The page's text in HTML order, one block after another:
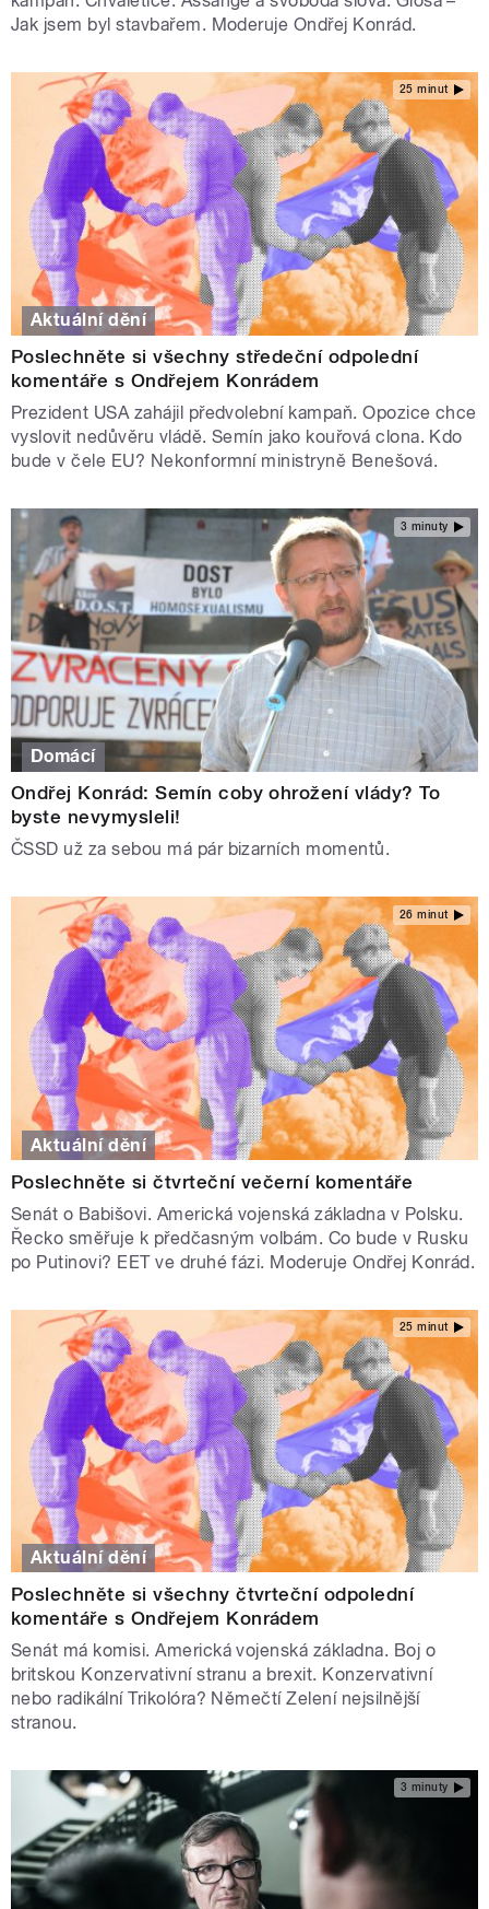
Jak jsem byl stavbařem. Moderuje Ondřej Konrád.
25 minut
Aktuální dění
Poslechněte si všechny středeční odpolední
komentáře s Ondřejem Konrádem
Prezident USA zahájil předvolební kampaň. Opozice chce
vyslovit nedůvěru vládě. Semín jako kouřová clona. Kdo
bude v čele EU? Nekonformní ministryně Benešová.
3 minuty
Domácí
Ondřej Konrád: Semín coby ohrožení vlády? To
byste nevymysleli!
ČSSD už za sebou má pár bizarních momentů.
26 minut
Aktuální dění
Poslechněte si čtvrteční večerní komentáře
Senát o Babišovi. Americká vojenská základna v Polsku.
Řecko směřuje k předčasným volbám. Co bude v Rusku
po Putinovi? EET ve druhé fázi. Moderuje Ondřej Konrád.
25 minut
Aktuální dění
Poslechněte si všechny čtvrteční odpolední
komentáře s Ondřejem Konrádem
Senát má komisi. Americká vojenská základna. Boj o
britskou Konzervativní stranu a brexit. Konzervativní
nebo radikální Trikolóra? Němečtí Zelení nejsilnější
stranou.
3 minuty